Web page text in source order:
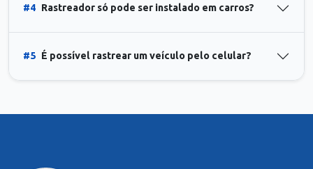
#4 Rastreador só pode ser instalado em carros?
#5 É possível rastrear um veículo pelo celular?